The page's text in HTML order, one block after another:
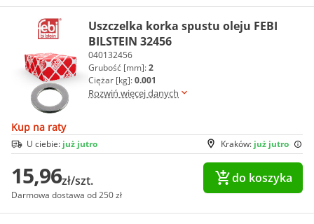
Uszczelka korka spustu oleju FEBI
BILSTEIN 32456
040132456
Grubość [mm]:2
Ciężar [kg]:0.001
Rozwiń więcej danych
Kup na raty
Kraków: już jutro
U ciebie: już jutro
15,96zł/szt.
Darmowa dostawa od 250 zł
do koszyka